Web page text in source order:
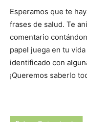
Esperamos que te
frases de salud. Te
comentario
papel juega en tu
identificado con
¡Queremos saberlo